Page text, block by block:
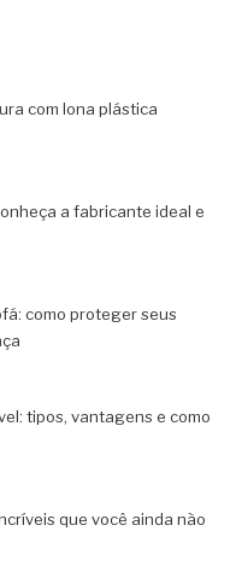
com lona plástica
a fabricante ideal e
como proteger seus
tipos, vantagens e como
que você ainda não